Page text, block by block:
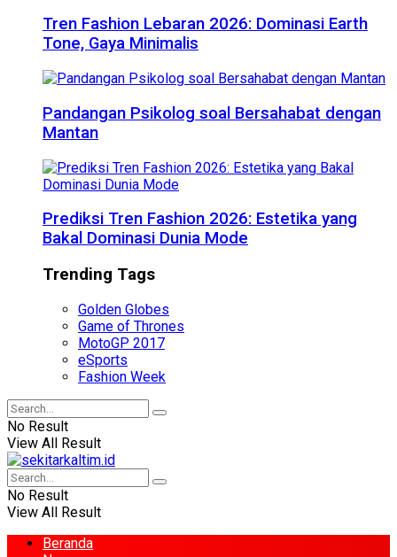
Tren Fashion Lebaran 2026: Dominasi Earth
Tone, Gaya Minimalis
Pandangan Psikolog soal Bersahabat dengan
Mantan
Prediksi Tren Fashion 2026: Estetika yang
Bakal Dominasi Dunia Mode
Trending Tags
Golden Globes
Game of Thrones
MotoGP 2017
eSports
Fashion Week
No Result
View All Result
No Result
View All Result
Beranda